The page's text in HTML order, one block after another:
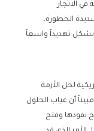
الاتجار
الخطورة،
تهديداً واسعاً
لحل الأزمة
أن غياب الحلول
نفوذها وفتح